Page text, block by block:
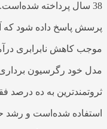
سال پرداخته شده‌است. در
پاسخ داده شود که آیا
کاهش نابرابری درآمدی
خود رگرسیون برداری
به ده درصد
شده‌است و رشد